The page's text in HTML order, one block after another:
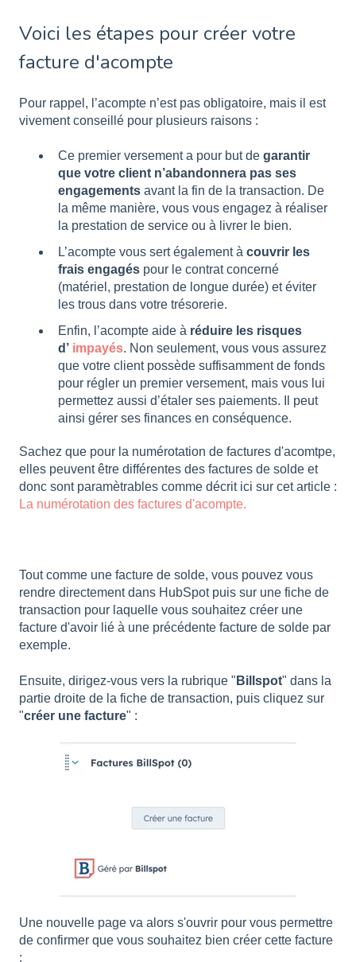
Voici les étapes pour créer votre
facture d'acompte
Pour rappel, l’acompte n’est pas obligatoire, mais il est
vivement conseillé pour plusieurs raisons :
Ce premier versement a pour but de garantir
que votre client n’abandonnera pas ses
engagements avant la fin de la transaction. De
la même manière, vous vous engagez à réaliser
la prestation de service ou à livrer le bien.
L’acompte vous sert également à couvrir les
frais engagés pour le contrat concerné
(matériel, prestation de longue durée) et éviter
les trous dans votre trésorerie.
Enfin, l’acompte aide à réduire les risques
d’ impayés. Non seulement, vous vous assurez
que votre client possède suffisamment de fonds
pour régler un premier versement, mais vous lui
permettez aussi d’étaler ses paiements. Il peut
ainsi gérer ses finances en conséquence.
Sachez que pour la numérotation de factures d'acomtpe,
elles peuvent être différentes des factures de solde et
donc sont paramètrables comme décrit ici sur cet article :
La numérotation des factures d'acompte.
Tout comme une facture de solde, vous pouvez vous
rendre directement dans HubSpot puis sur une fiche de
transaction pour laquelle vous souhaitez créer une
facture d'avoir lié à une précédente facture de solde par
exemple.
Ensuite, dirigez-vous vers la rubrique " Billspot" dans la
partie droite de la fiche de transaction, puis cliquez sur
"créer une facture" :
Une nouvelle page va alors s'ouvrir pour vous permettre
de confirmer que vous souhaitez bien créer cette facture
: